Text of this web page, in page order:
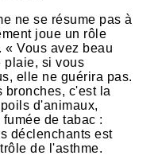
ne se résume pas à
joue un rôle
« Vous avez beau
plaie, si vous
elle ne guérira pas.
bronches, c'est la
d'animaux,
de tabac :
déclenchants est
de l'asthme.